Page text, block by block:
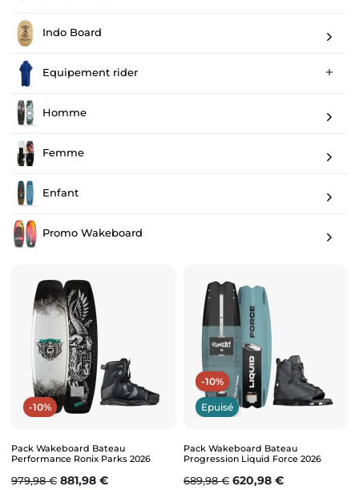
Indo Board
Equipement rider 
Homme
Femme
Enfant
Promo Wakeboard
-10%
Pack Wakeboard Bateau
Performance Ronix Parks 2026
Prix de base
979,98 € Prix
881,98 €
-10%
Epuisé
Pack Wakeboard Bateau
Progression Liquid Force 2026
Prix de base
689,98 € Prix
620,98 €